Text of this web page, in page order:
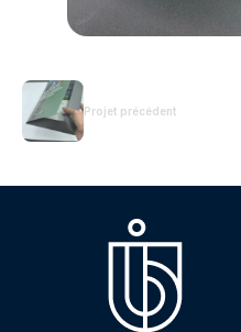
Projet précédent